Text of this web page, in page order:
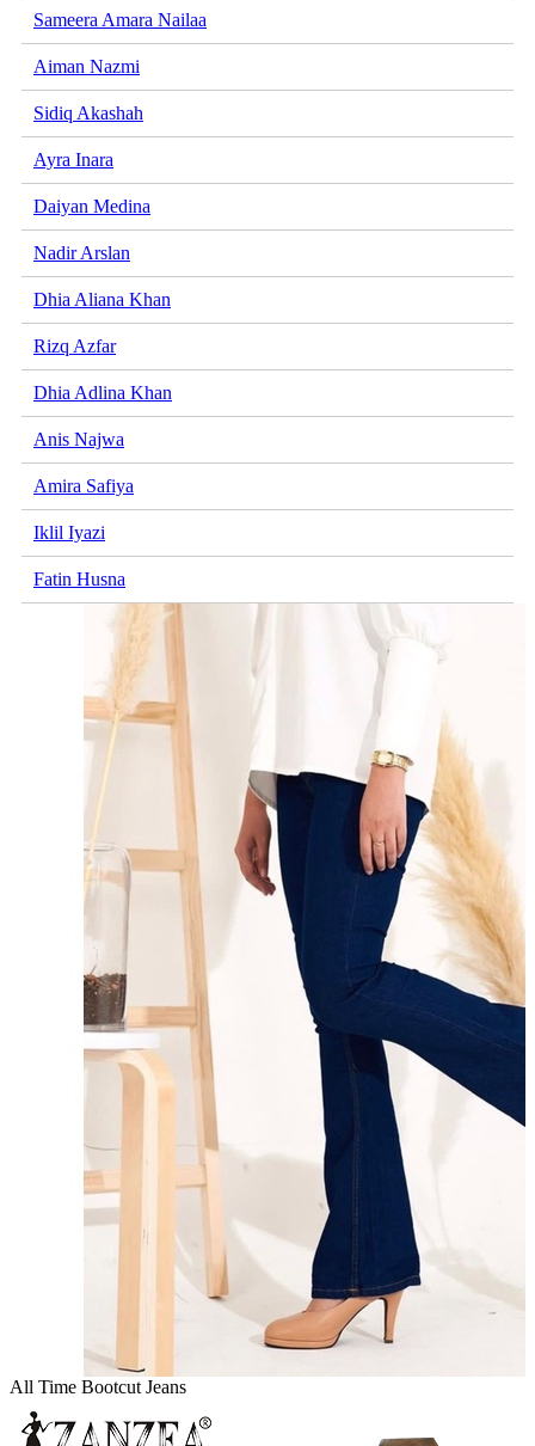
Sameera Amara Nailaa
Aiman Nazmi
Sidiq Akashah
Ayra Inara
Daiyan Medina
Nadir Arslan
Dhia Aliana Khan
Rizq Azfar
Dhia Adlina Khan
Anis Najwa
Amira Safiya
Iklil Iyazi
Fatin Husna
All Time Bootcut Jeans